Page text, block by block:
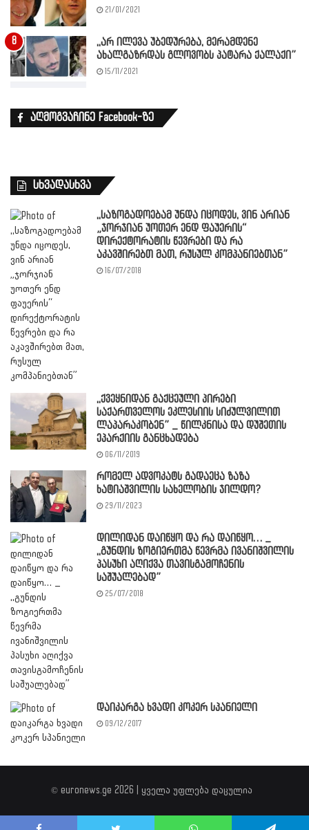
21/01/2021
,,არ ილევა უბედურება, მერამდენე
ახალგაზრდას გლოვობს პატარა ქალაქი”
15/11/2021
აღმოგვაჩინე Facebook-ზე
სხვადასხვა
,,საზოგადოებამ უნდა იცოდეს, ვინ არიან
„ჯორჯიან უოთერ ენდ ფაუერის“
დირექტორატის წევრები და რა
აკავშირებთ მათ, რუსულ კომპანიებთან”
16/07/2018
,,ქვეყნიდან გაქცეული პირები
საქართველოს ეკლესიის სიძულვილით
ლაპარაკობენ” _ წილკნისა და დუშეთის
ეპარქიის განცხადება
06/11/2019
რომელ ადვოკატს გადაეცა ზაზა
ხატიაშვილის სახელობის ჯილდო?
29/11/2023
დილიდან დაიწყო და რა დაიწყო… _
,,გუნდის ზოგიერთმა წევრმა ივანიშვილის
პასუხი აღიქვა თავისგამოჩენის
საშუალებად”
25/07/2018
დაიკარგა ხვადი კოკერ სპანიელი
09/12/2017
© euronews.ge 2026 | ყველა უფლება დაცულია